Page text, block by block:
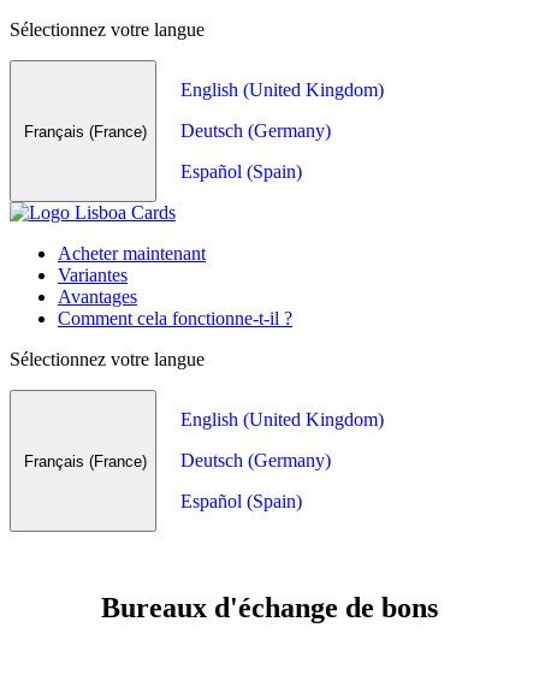
Sélectionnez votre langue
Français (France)
English (United Kingdom)
Deutsch (Germany)
Español (Spain)
Acheter maintenant
Variantes
Avantages
Comment cela fonctionne-t-il ?
Sélectionnez votre langue
Français (France)
English (United Kingdom)
Deutsch (Germany)
Español (Spain)
Bureaux d'échange de bons